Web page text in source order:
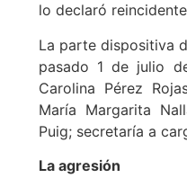
lo declaró
La parte dispositiva
pasado 1 de julio
Carolina Pérez
María Margarita
Puig; secretaría a
La agresión